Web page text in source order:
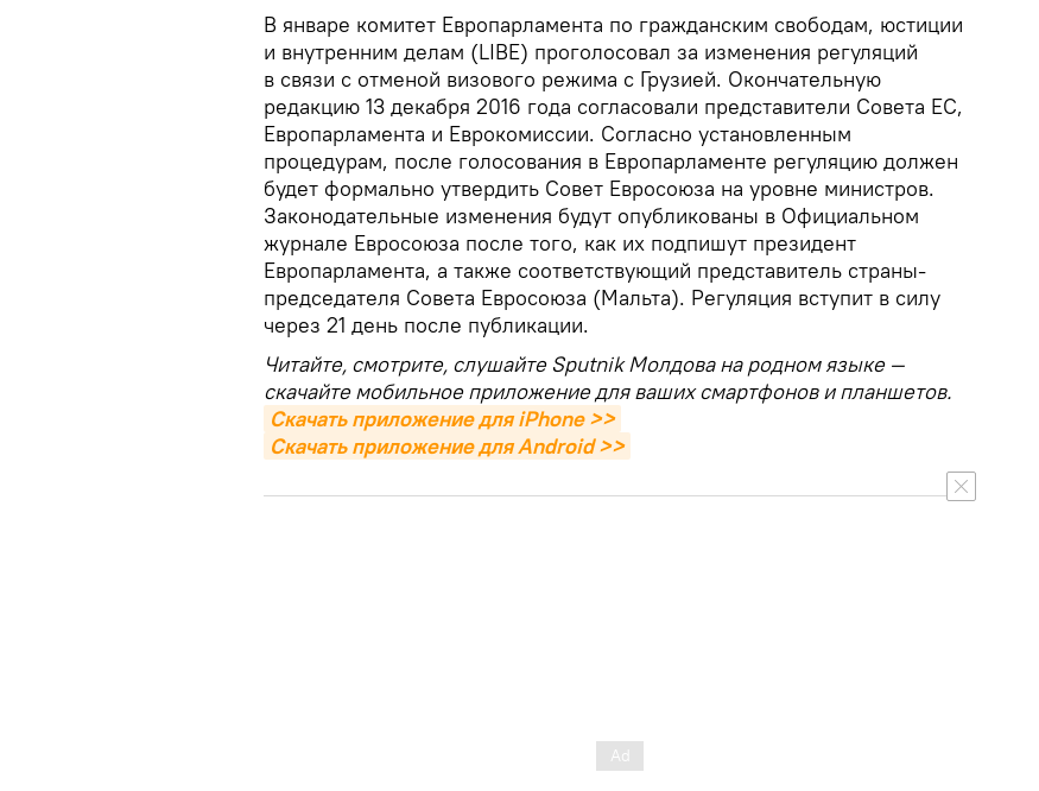
В январе комитет Европарламента по гражданским свободам, юстиции
и внутренним делам (LIBE) проголосовал за изменения регуляций
в связи с отменой визового режима с Грузией. Окончательную
редакцию 13 декабря 2016 года согласовали представители Совета ЕС,
Европарламента и Еврокомиссии. Согласно установленным
процедурам, после голосования в Европарламенте регуляцию должен
будет формально утвердить Совет Евросоюза на уровне министров.
Законодательные изменения будут опубликованы в Официальном
журнале Евросоюза после того, как их подпишут президент
Европарламента, а также соответствующий представитель страны-
председателя Совета Евросоюза (Мальта). Регуляция вступит в силу
через 21 день после публикации.
Читайте, смотрите, слушайте Sputnik Молдова на родном языке —
скачайте мобильное приложение для ваших смартфонов и планшетов.
Скачать приложение для iPhone >>
Скачать приложение для Android >>